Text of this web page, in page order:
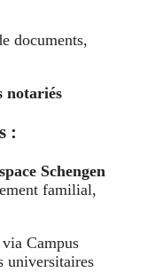
documents,
notariés
:
Schengen
familial,
Campus
universitaires